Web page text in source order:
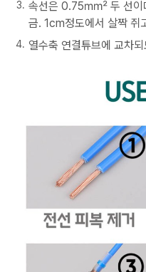
속선은 0.75㎟ 두 선이
금. 1cm정도에서 살짝 쥐
열수축 연결튜브에 교차